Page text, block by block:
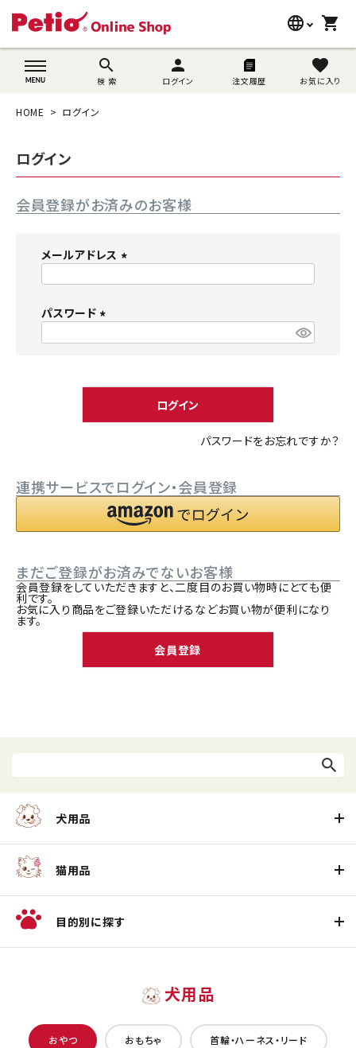
language
wovn-lang-name
shopping_cart
search
検 索
person
ログイン 注文履歴
favorite
お気に入り
search
うさぎ用品
ブランド別に探す
目的別に探す
SNS
ようこそ ゲスト 様
person 新規会員登録
HOME ログイン
ログイン
会員登録がお済みのお客様
メールアドレス
パスワード
)
ログイン
パスワードをお忘れですか？
連携サービスでログイン・会員登録
まだご登録がお済みでないお客様
会員登録をしていただきますと、二度目のお買い物時にとても便
利です。
お気に入り商品をご登録いただけるなどお買い物が便利になり
ます。
会員登録
犬用品
猫用品
目的別に探す
犬用品
おやつ おもちゃ 首輪・ハーネス・リード